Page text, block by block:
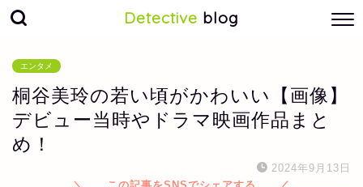
Detective blog
エンタメ
桐谷美玲の若い頃がかわいい【画像】
デビュー当時やドラマ映画作品まと
め！
2024年9月13日